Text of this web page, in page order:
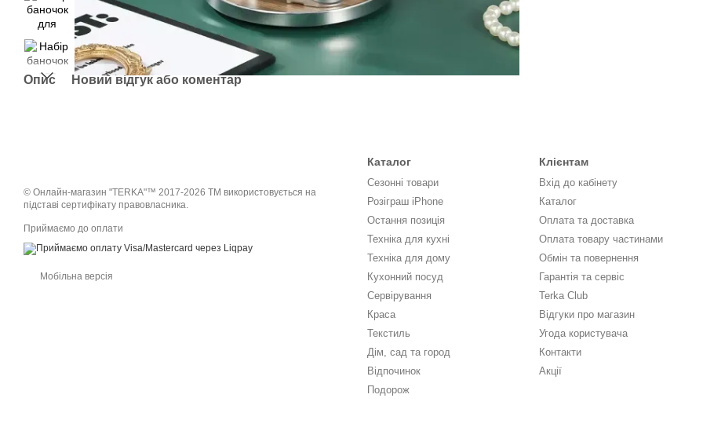
Опис Новий відгук або коментар
© Онлайн-магазин "TERKA"™ 2017-2026 ТМ використовується на
підставі сертифікату правовласника.
Приймаємо до оплати
Мобільна версія
Каталог
Сезонні товари
Розіграш iPhone
Остання позиція
Техніка для кухні
Техніка для дому
Кухонний посуд
Сервірування
Краса
Текстиль
Дім, сад та город
Відпочинок
Подорож
Клієнтам
Вхід до кабінету
Каталог
Оплата та доставка
Оплата товару частинами
Обмін та повернення
Гарантія та сервіс
Terka Club
Відгуки про магазин
Угода користувача
Контакти
Акції